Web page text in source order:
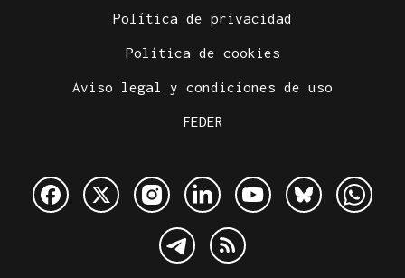
Política de privacidad
Política de cookies
Aviso legal y condiciones de uso
FEDER